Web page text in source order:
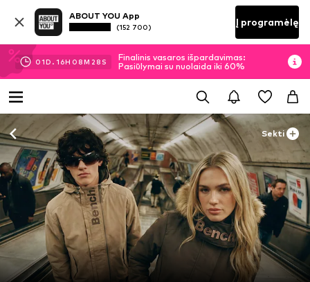
ABOUT YOU App
(152 700) Į programėlę
01D. 16H 08M 26 S
Finalinis vasaros išpardavimas:
Pasiūlymai su nuolaida iki 60%
Sekti